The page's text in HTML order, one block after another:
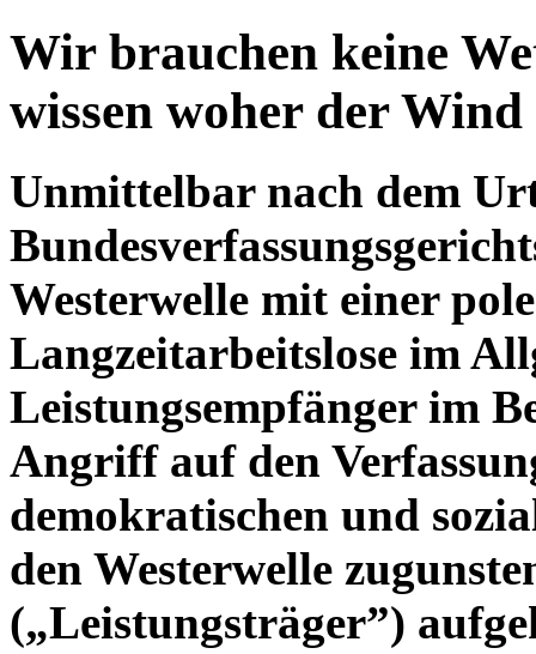
Wir brauchen keine
wissen woher der Wind
Unmittelbar nach dem
Westerwelle mit einer
Langzeitarbeitslose im
Leistungsempfänger im
Angriff auf den
demokratischen und
den Westerwelle
(„Leistungsträger”)